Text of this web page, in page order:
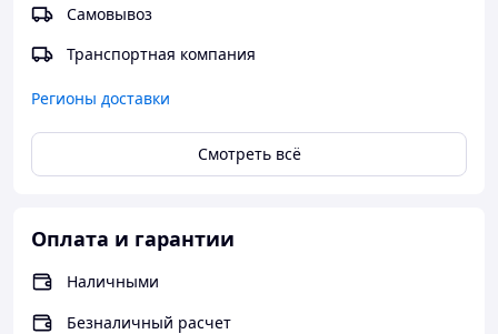
Самовывоз
Транспортная компания
Регионы доставки
Смотреть всё
Оплата и гарантии
Наличными
Безналичный расчет